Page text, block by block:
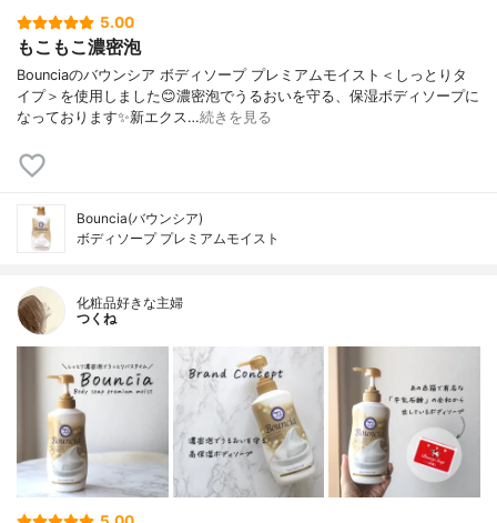
5.00
もこもこ濃密泡
Bounciaのバウンシア ボディソープ プレミアムモイスト＜しっとりタ
イプ＞を使用しました😊濃密泡でうるおいを守る、保湿ボディソープに
なっております✨新エクス…続きを見る
Bouncia(バウンシア)
ボディソープ プレミアムモイスト
化粧品好きな主婦
つくね